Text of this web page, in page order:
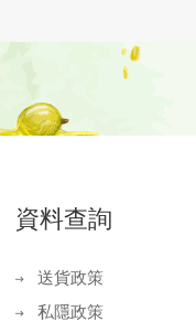
資料查詢
送貨政策
私隱政策